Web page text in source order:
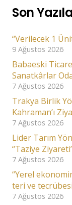
Son
“Verilecek 1
9 Ağustos 2026
Babaeski
Sanatkârlar
7 Ağustos 2026
Trakya Birlik
Kahraman’ı
7 Ağustos 2026
Lider Tarım
“Taziye
7 Ağustos 2026
“Yerel
teri ve
7 Ağustos 2026